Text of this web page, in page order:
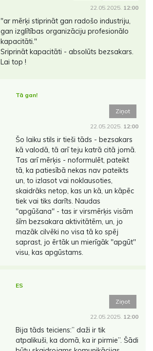
22.05.2025. 12:00
"ar mērķi stiprināt gan radošo industriju,
gan izglītības organizāciju profesionālo
kapacitāti."
Sriprināt kapacitāti - absolūts bezsakars.
Lai top !
Tā gan!
Ziņot
22.05.2025. 12:00
Šo laiku stils ir tieši tāds - bezsakars
kā valodā, tā arī teju katrā citā jomā.
Tas arī mērķis - noformulēt, pateikt
tā, ka patiesībā nekas nav pateikts
un, to izlasot vai noklausoties,
skaidrāks netop, kas un kā, un kāpēc
tiek vai tiks darīts. Naudas
''apgūšana'' - tas ir virsmērķis visām
šīm bezsakara aktivitātēm, un, jo
mazāk cilvēki no visa tā ko spēj
saprast, jo ērtāk un mierīgāk ''apgūt''
visu, kas apgūstams.
ES
Ziņot
22.05.2025. 12:00
Bija tāds teiciens:” daži ir tik
atpalikuši, ka domā, ka ir pirmie”. Šādi